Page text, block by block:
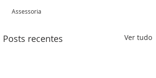
Assessoria
Posts recentes Ver tudo